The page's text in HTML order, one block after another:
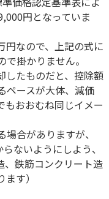
円となっていま
円なので、上記の式に
掛かりません。
したものだと、控除額
ペースが大体、減価
もおおむね同じイメー
合がありますが、
ないようにしよう、
、鉄筋コンクリート造
す）